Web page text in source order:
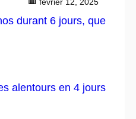
durant 6 jours, que
alentours en 4 jours